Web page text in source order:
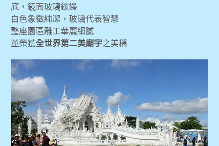
底，鏡面玻璃鑲邊
白色象徵純潔，玻璃代表智慧
整座園區雕工華麗細膩
並榮獲全世界第二美廟宇之美稱